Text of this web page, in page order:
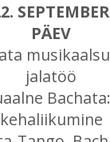
PÄEV
jalatöö
kehaliikumine